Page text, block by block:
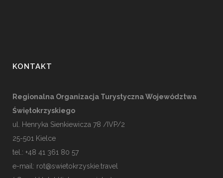
KONTAKT
Regionalna Organizacja Turystyczna Województwa
Świętokrzyskiego
ul. Henryka Sienkiewicza 78 /IVP/2
25-501 Kielce
tel.: +48 41 361 80 57
e-mail: rot@swietokrzyskie.travel